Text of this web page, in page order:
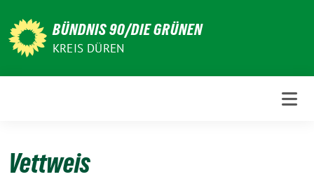
zum
Inhalt
BÜNDNIS 90/DIE GRÜNEN
KREIS DÜREN
Vettweis